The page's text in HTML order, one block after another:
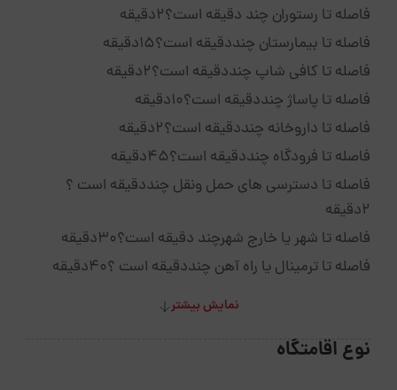
فاصله تا رستوران چند دقیقه است؟2دقیقه
فاصله تا بیمارستان چنددقیقه است؟15دقیقه
فاصله تا کافی شاپ چنددقیقه است؟2دقیقه
فاصله تا پاساژ چنددقیقه است؟10دقیقه
فاصله تا داروخانه چنددقیقه است؟2دقیقه
فاصله تا فرودگاه چنددقیقه است؟45دقیقه
فاصله تا دسترسی های حمل ونقل چنددقیقه است ؟
2دقیقه
فاصله تا شهر یا خارج شهرچند دقیقه است؟30دقیقه
فاصله تا ترمینال یا راه آهن چنددقیقه است ؟40دقیقه
نمایش بیشتر
نوع اقامتگاه